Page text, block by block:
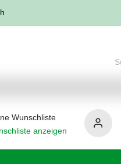
Wunschliste
anzeigen